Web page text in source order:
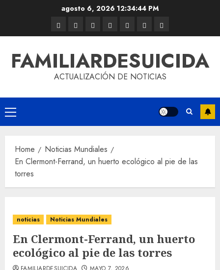
agosto 6, 2026 12:34:44 PM
FAMILIARDESUICIDA
ACTUALIZACIÓN DE NOTICIAS
Home
Noticias Mundiales
En Clermont-Ferrand, un huerto ecológico al pie de las
torres
noticias Noticias Mundiales
En Clermont-Ferrand, un huerto
ecológico al pie de las torres